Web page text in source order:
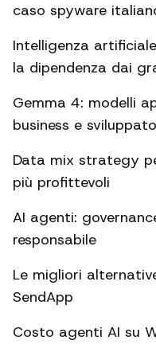
caso spyware
Intelligenza
la dipendenza dai
Gemma 4: modelli
business e
Data mix strategy
più profittevoli
AI agenti:
responsabile
Le migliori
SendApp
Costo agenti AI su